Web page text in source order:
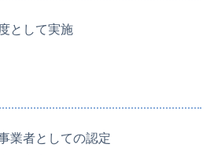
として実施
業者としての認定